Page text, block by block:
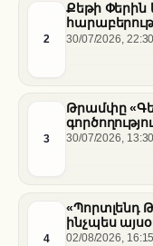
2
Քեթի Փերին
հարավում
30/07/2026, 22:30
3
Թրամփը
30/07/2026, 13:30
4
«Պորտլենդ
ինչպես
հանդիպումը
02/08/2026, 16:15